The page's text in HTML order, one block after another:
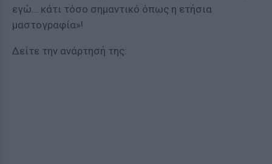
εγώ… κάτι τόσο σημαντικό όπως η ετήσια
μαστογραφία»!
Δείτε την ανάρτησή της: